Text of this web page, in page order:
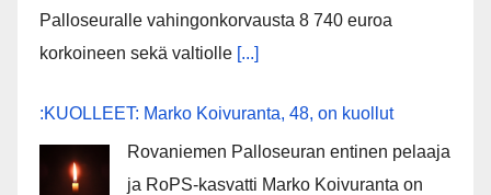
Palloseuralle vahingonkorvausta 8 740 euroa
korkoineen sekä valtiolle [...]
:KUOLLEET: Marko Koivuranta, 48, on kuollut
Rovaniemen Palloseuran entinen pelaaja
ja RoPS-kasvatti Marko Koivuranta on